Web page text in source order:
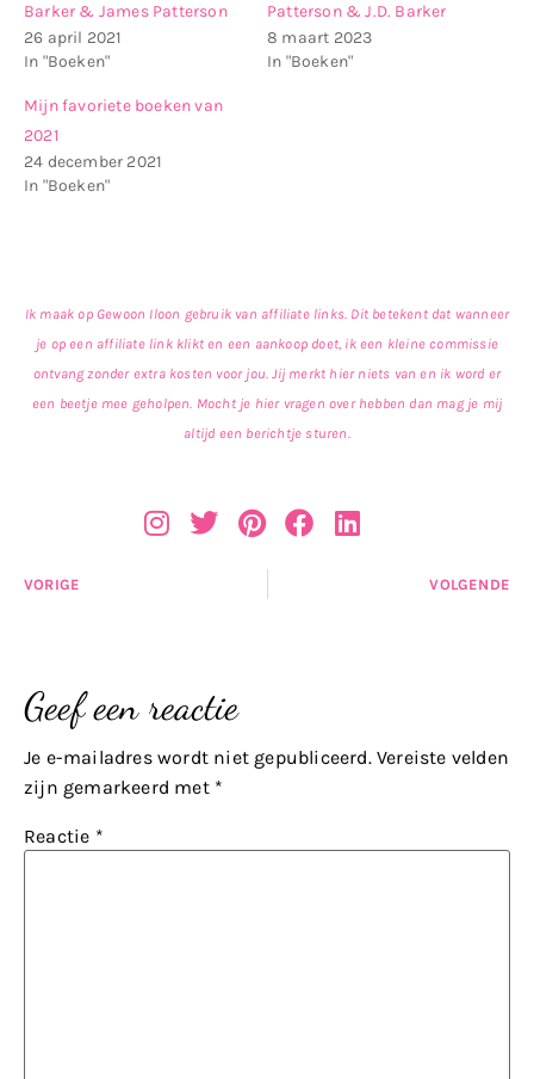
Barker & James Patterson
26 april 2021
In "Boeken"
Patterson & J.D. Barker
8 maart 2023
In "Boeken"
Mijn favoriete boeken van
2021
24 december 2021
In "Boeken"
Ik maak op Gewoon Iloon gebruik van affiliate links. Dit betekent dat wanneer
je op een affiliate link klikt en een aankoop doet, ik een kleine commissie
ontvang zonder extra kosten voor jou. Jij merkt hier niets van en ik word er
een beetje mee geholpen. Mocht je hier vragen over hebben dan mag je mij
altijd een berichtje sturen.
VORIGE VOLGENDE
Geef een reactie
Je e-mailadres wordt niet gepubliceerd. Vereiste velden
zijn gemarkeerd met *
Reactie *